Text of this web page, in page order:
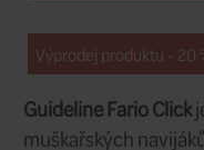
Sklad:
Dodání: